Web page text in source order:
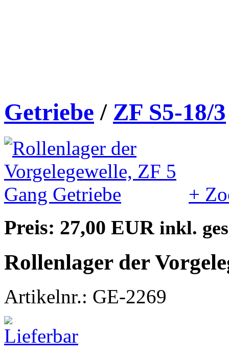
Getriebe / ZF S5-18/3
+
Preis: 27,00 EUR inkl.
Rollenlager der
Artikelnr.: GE-2269